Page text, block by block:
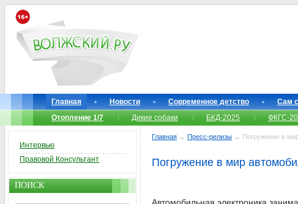
Главная Новости Современное детство Сам
Отопление 1/7
Дикие собаки БКД-2025 ФКГС-
Главная → Пресс-релизы → Погружение в
Погружение в мир
Интервью
Правовой Консультант
ПОИСК